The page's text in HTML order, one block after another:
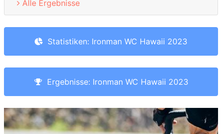
Alle Ergebnisse
Statistiken: Ironman WC Hawaii 2023
Ergebnisse: Ironman WC Hawaii 2023